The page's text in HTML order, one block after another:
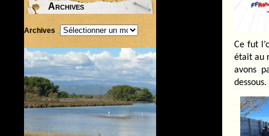
Ce fut
était au
avons
Archives
Archives